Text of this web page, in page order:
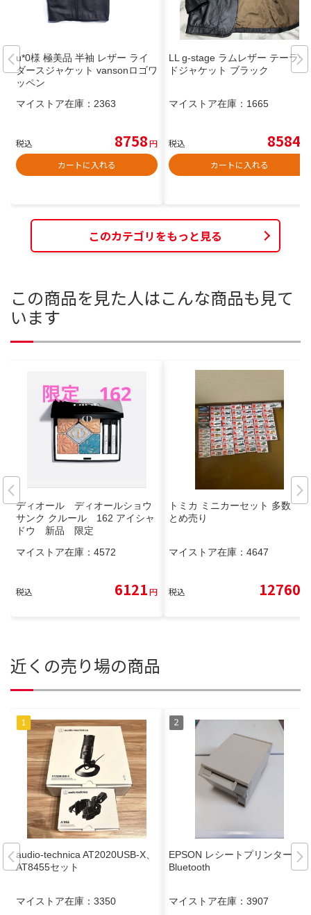
u*0様 極美品 半袖 レザー ライ
ダースジャケット vansonロゴワ
ッペン
マイストア在庫： 2363
税込 8758円
カートに入れる
LL g-stage ラムレザー テーラー
ドジャケット ブラック
マイストア在庫： 1665
税込 8584
カートに入れる
このカテゴリをもっと見る
この商品を見た人はこんな商品も見て
います
ディオール ディオールショウ
サンク クルール 162 アイシャ
ドウ 新品 限定
マイストア在庫： 4572
税込 6121円
トミカ ミニカーセット 多数 ま
とめ売り
マイストア在庫： 4647
税込 12760
近くの売り場の商品
audio-technica AT2020USB-X、
AT8455セット
マイストア在庫： 3350
EPSON レシートプリンター
Bluetooth
マイストア在庫： 3907